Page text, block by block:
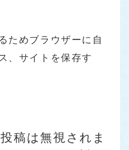
ためブラウザーに自
、サイトを保存す
稿は無視されま